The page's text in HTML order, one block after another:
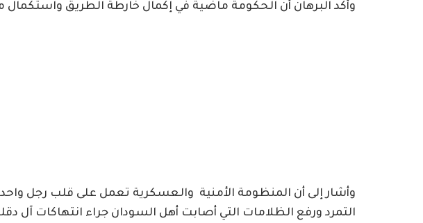
وأكد البرهان أن الحكومة ماضية في إكمال خارطة الطريق واستكمال
وأشار إلى أن المنظومة الأمنية والعسكرية تعمل على قلب رجل
التمرد ورفع الظلامات التي أصابت أهل السودان جراء انتهاكات آل دقلو